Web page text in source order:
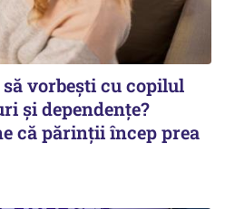
vorbești cu copilul
și dependențe?
că părinții încep prea